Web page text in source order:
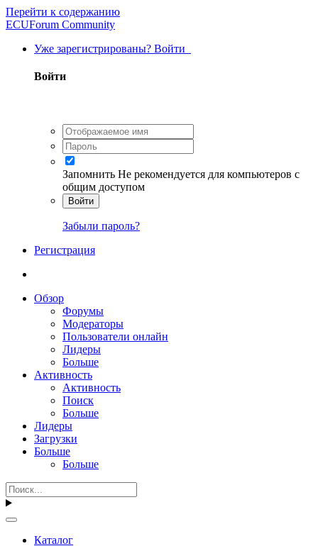
Перейти к содержанию
ECUForum Community
Уже зарегистрированы? Войти
Войти
Запомнить Не рекомендуется для компьютеров с
общим доступом
Войти
Забыли пароль?
Регистрация
Обзор
Форумы
Модераторы
Пользователи онлайн
Лидеры
Больше
Активность
Активность
Поиск
Больше
Лидеры
Загрузки
Больше
Больше
Каталог